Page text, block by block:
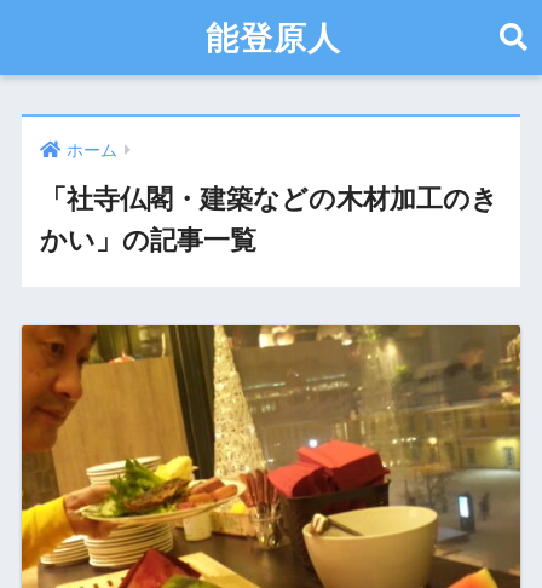
能登原人
ホーム
「社寺仏閣・建築などの木材加工のき
かい」の記事一覧